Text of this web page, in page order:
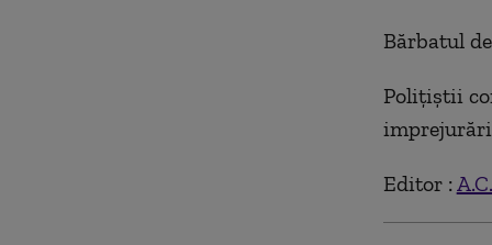
Bărbatul
Poliţiştii
Editor : A.C.